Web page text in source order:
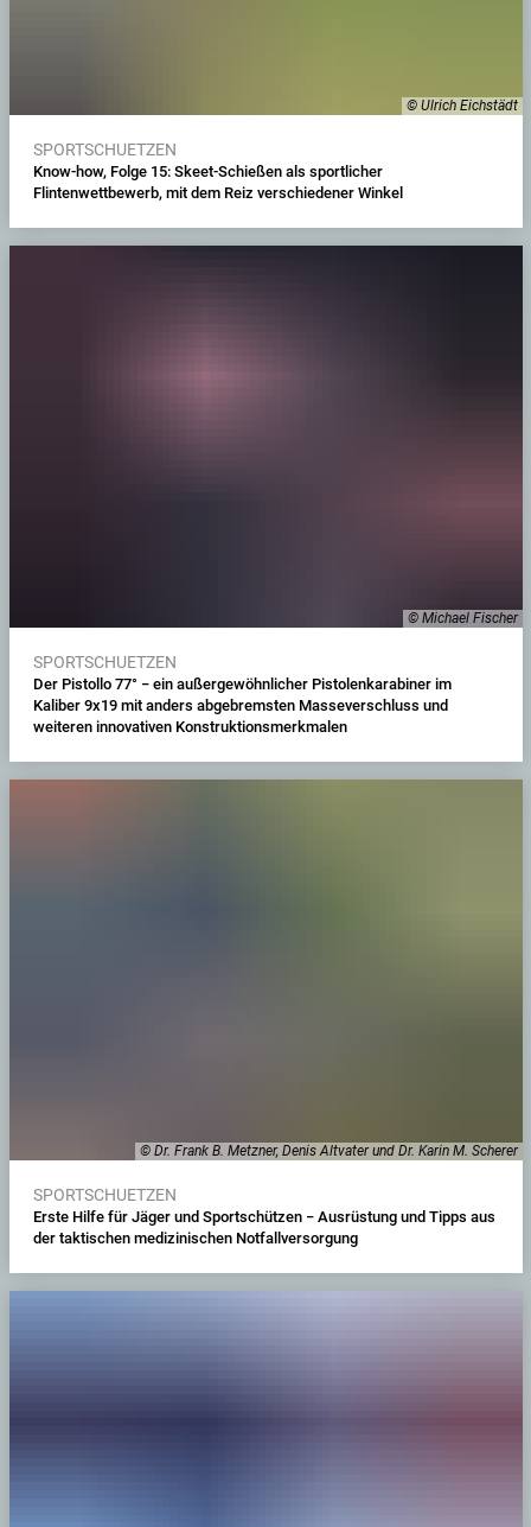
© Ulrich Eichstädt
SPORTSCHUETZEN
Know-how, Folge 15: Skeet-Schießen als sportlicher
Flintenwettbewerb, mit dem Reiz verschiedener Winkel
© Michael Fischer
SPORTSCHUETZEN
Der Pistollo 77° − ein außergewöhnlicher Pistolenkarabiner im
Kaliber 9x19 mit anders abgebremsten Masseverschluss und
weiteren innovativen Konstruktionsmerkmalen
© Dr. Frank B. Metzner, Denis Altvater und Dr. Karin M. Scherer
SPORTSCHUETZEN
Erste Hilfe für Jäger und Sportschützen − Ausrüstung und Tipps aus
der taktischen medizinischen Notfallversorgung